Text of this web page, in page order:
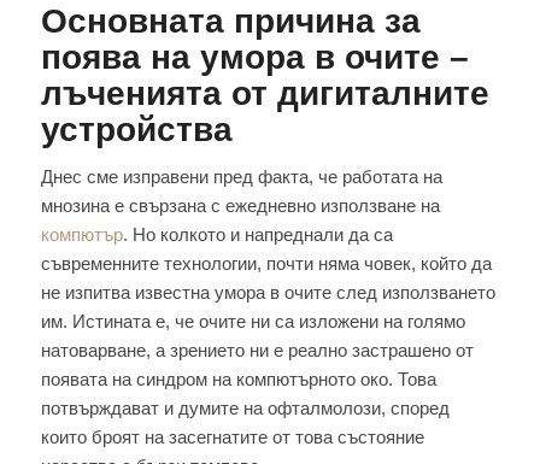
Основната причина за
поява на умора в очите –
лъченията от дигиталните
устройства
Днес сме изправени пред факта, че работата на
мнозина е свързана с ежедневно използване на
компютър. Но колкото и напреднали да са
съвременните технологии, почти няма човек, който да
не изпитва известна умора в очите след използването
им. Истината е, че очите ни са изложени на голямо
натоварване, а зрението ни е реално застрашено от
появата на синдром на компютърното око. Това
потвърждават и думите на офталмолози, според
които броят на засегнатите от това състояние